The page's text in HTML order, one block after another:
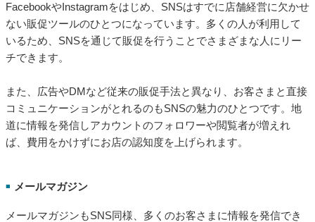
FacebookやInstagramをはじめ、SNSはすでに店舗経営に欠かせ
ない販促ツールのひとつになっています。多くの人が利用して
いるため、SNSを通じて販促を行うことでさまざまな人にリー
チできます。
また、広告やDMなど従来の販促手法と異なり、お客さまと直接
コミュニケーションがとれるのもSNSの魅力のひとつです。地
道に情報を発信しアカウントのフォロワーや閲覧者が増えれ
ば、費用をかけずにお店の認知度を上げられます。
■ メールマガジン
メールマガジンもSNS同様、多くのお客さまに情報を発信でき